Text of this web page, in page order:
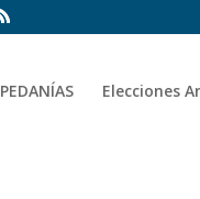
PEDANÍAS Elecciones